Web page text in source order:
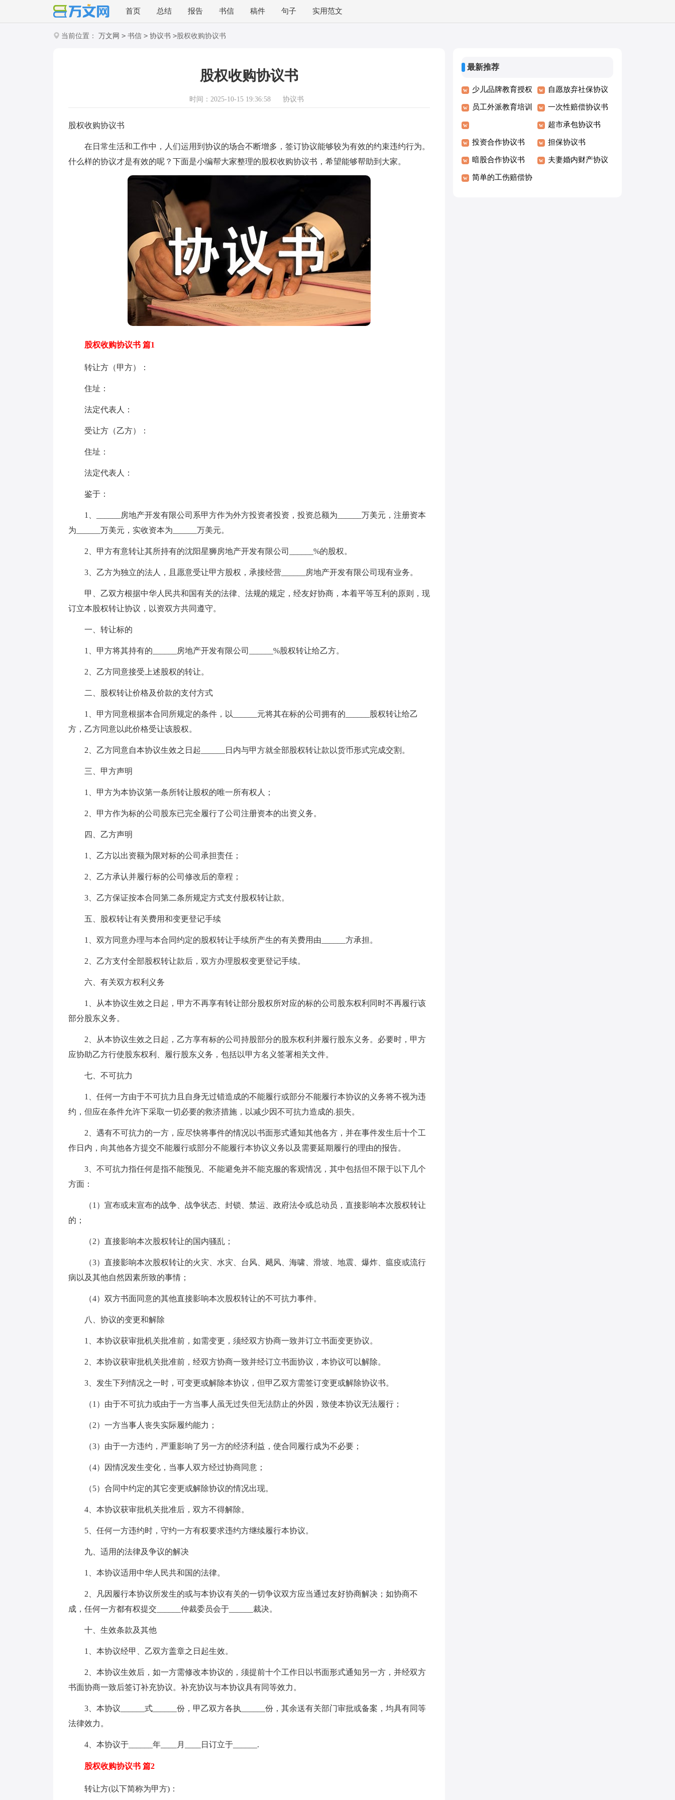
首页 总结 报告 书信 稿件 句子 实用范文
当前位置： 万文网 > 书信 > 协议书 >股权收购协议书
股权收购协议书
时间：2025-10-15 19:36:58 协议书
股权收购协议书
在日常生活和工作中，人们运用到协议的场合不断增多，签订协议能够较为有效的约束违约行为。
什么样的协议才是有效的呢？下面是小编帮大家整理的股权收购协议书，希望能够帮助到大家。
股权收购协议书 篇1
转让方（甲方）：
住址：
法定代表人：
受让方（乙方）：
住址：
法定代表人：
鉴于：
1、______房地产开发有限公司系甲方作为外方投资者投资，投资总额为______万美元，注册资本
为______万美元，实收资本为______万美元。
2、甲方有意转让其所持有的沈阳星狮房地产开发有限公司______%的股权。
3、乙方为独立的法人，且愿意受让甲方股权，承接经营______房地产开发有限公司现有业务。
甲、乙双方根据中华人民共和国有关的法律、法规的规定，经友好协商，本着平等互利的原则，现
订立本股权转让协议，以资双方共同遵守。
一、转让标的
1、甲方将其持有的______房地产开发有限公司______%股权转让给乙方。
2、乙方同意接受上述股权的转让。
二、股权转让价格及价款的支付方式
1、甲方同意根据本合同所规定的条件，以______元将其在标的公司拥有的______股权转让给乙
方，乙方同意以此价格受让该股权。
2、乙方同意自本协议生效之日起______日内与甲方就全部股权转让款以货币形式完成交割。
三、甲方声明
1、甲方为本协议第一条所转让股权的唯一所有权人；
2、甲方作为标的公司股东已完全履行了公司注册资本的出资义务。
四、乙方声明
1、乙方以出资额为限对标的公司承担责任；
2、乙方承认并履行标的公司修改后的章程；
3、乙方保证按本合同第二条所规定方式支付股权转让款。
五、股权转让有关费用和变更登记手续
1、双方同意办理与本合同约定的股权转让手续所产生的有关费用由______方承担。
2、乙方支付全部股权转让款后，双方办理股权变更登记手续。
六、有关双方权利义务
1、从本协议生效之日起，甲方不再享有转让部分股权所对应的标的公司股东权利同时不再履行该
部分股东义务。
2、从本协议生效之日起，乙方享有标的公司持股部分的股东权利并履行股东义务。必要时，甲方
应协助乙方行使股东权利、履行股东义务，包括以甲方名义签署相关文件。
七、不可抗力
1、任何一方由于不可抗力且自身无过错造成的不能履行或部分不能履行本协议的义务将不视为违
约，但应在条件允许下采取一切必要的救济措施，以减少因不可抗力造成的.损失。
2、遇有不可抗力的一方，应尽快将事件的情况以书面形式通知其他各方，并在事件发生后十个工
作日内，向其他各方提交不能履行或部分不能履行本协议义务以及需要延期履行的理由的报告。
3、不可抗力指任何是指不能预见、不能避免并不能克服的客观情况，其中包括但不限于以下几个
方面：
（1）宣布或未宣布的战争、战争状态、封锁、禁运、政府法令或总动员，直接影响本次股权转让
的；
（2）直接影响本次股权转让的国内骚乱；
（3）直接影响本次股权转让的火灾、水灾、台风、飓风、海啸、滑坡、地震、爆炸、瘟疫或流行
病以及其他自然因素所致的事情；
（4）双方书面同意的其他直接影响本次股权转让的不可抗力事件。
八、协议的变更和解除
1、本协议获审批机关批准前，如需变更，须经双方协商一致并订立书面变更协议。
2、本协议获审批机关批准前，经双方协商一致并经订立书面协议，本协议可以解除。
3、发生下列情况之一时，可变更或解除本协议，但甲乙双方需签订变更或解除协议书。
（1）由于不可抗力或由于一方当事人虽无过失但无法防止的外因，致使本协议无法履行；
（2）一方当事人丧失实际履约能力；
（3）由于一方违约，严重影响了另一方的经济利益，使合同履行成为不必要；
（4）因情况发生变化，当事人双方经过协商同意；
（5）合同中约定的其它变更或解除协议的情况出现。
4、本协议获审批机关批准后，双方不得解除。
5、任何一方违约时，守约一方有权要求违约方继续履行本协议。
九、适用的法律及争议的解决
1、本协议适用中华人民共和国的法律。
2、凡因履行本协议所发生的或与本协议有关的一切争议双方应当通过友好协商解决；如协商不
成，任何一方都有权提交______仲裁委员会于______裁决。
十、生效条款及其他
1、本协议经甲、乙双方盖章之日起生效。
2、本协议生效后，如一方需修改本协议的，须提前十个工作日以书面形式通知另一方，并经双方
书面协商一致后签订补充协议。补充协议与本协议具有同等效力。
3、本协议______式______份，甲乙双方各执______份，其余送有关部门审批或备案，均具有同等
法律效力。
4、本协议于______年____月____日订立于______.
股权收购协议书 篇2
转让方(以下简称为甲方)：
最新推荐
少儿品牌教育授权
协议书
自愿放弃社保协议
书
员工外派教育培训 一次性赔偿协议书
超市承包协议书
投资合作协议书 担保协议书
暗股合作协议书 夫妻婚内财产协议
简单的工伤赔偿协